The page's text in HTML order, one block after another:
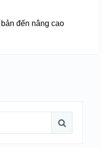
đến nâng cao